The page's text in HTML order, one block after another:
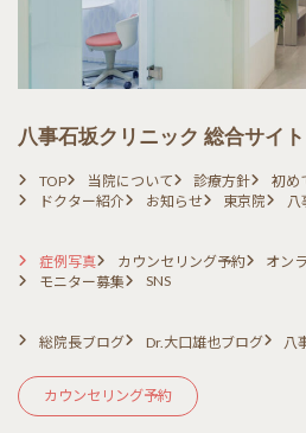
八事石坂クリニック 総合サイト
TOP 当院について 診療方針 初め
ドクター紹介
お知らせ 東京院 八
症例写真 カウンセリング予約 オン
モニター募集
SNS
総院長ブログ Dr.大口雄也ブログ 八
カウンセリング予約